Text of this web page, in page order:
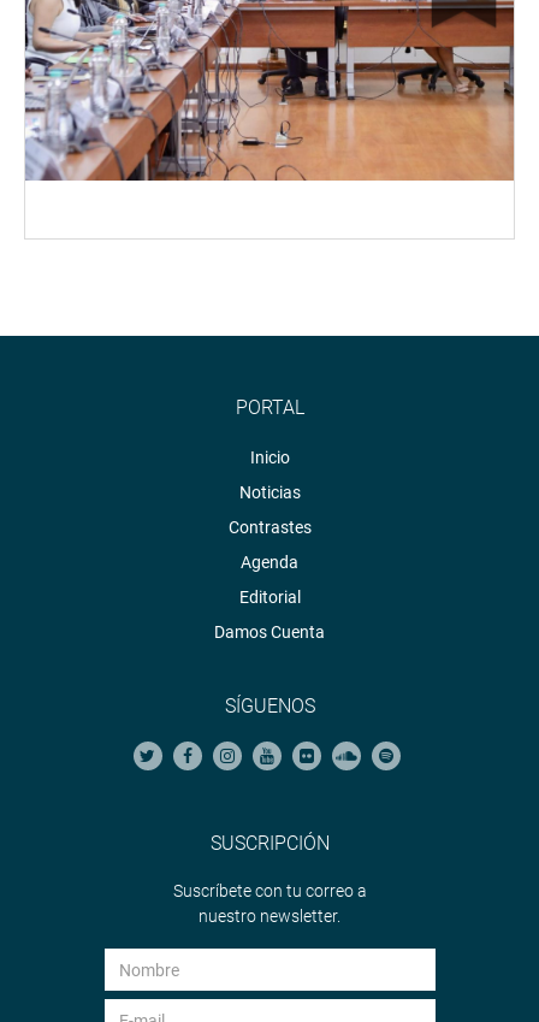
PORTAL
Inicio
Noticias
Contrastes
Agenda
Editorial
Damos Cuenta
SÍGUENOS
SUSCRIPCIÓN
Suscríbete con tu correo a
nuestro newsletter.